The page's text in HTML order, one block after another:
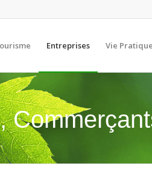
Entreprises Vie Pratique